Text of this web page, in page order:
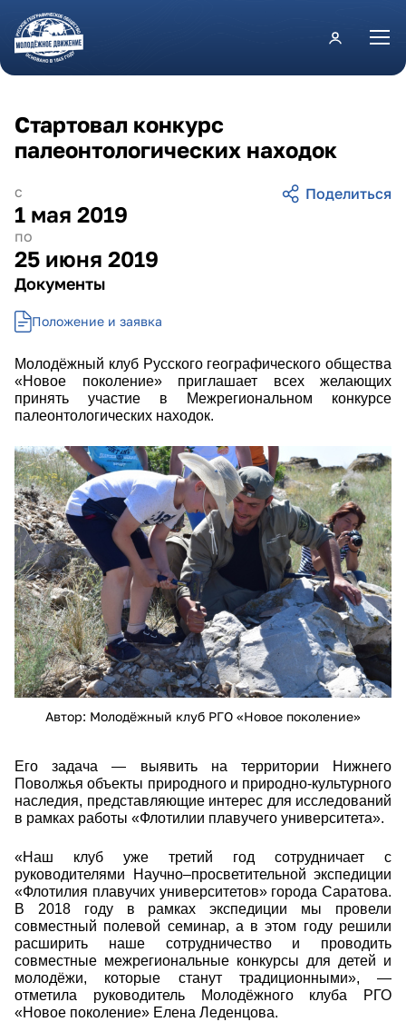
Перейти к основному содержанию
с
1 мая 2019
по
25 июня 2019
Документы
Положение и заявка
Стартовал конкурс
палеонтологических находок
Молодёжный клуб Русского географического общества
«Новое поколение» приглашает всех желающих
принять участие в Межрегиональном конкурсе
палеонтологических находок.
d57v1etkhpg.jpg
Автор: Молодёжный клуб РГО «Новое поколение»
Его задача — выявить на территории Нижнего
Поволжья объекты природного и природно-культурного
наследия, представляющие интерес для исследований
в рамках работы «Флотилии плавучего университета».
«Наш клуб уже третий год сотрудничает с
руководителями Научно–просветительной экспедиции
«Флотилия плавучих университетов» города Саратова.
В 2018 году в рамках экспедиции мы провели
совместный полевой семинар, а в этом году решили
расширить наше сотрудничество и проводить
совместные межрегиональные конкурсы для детей и
молодёжи, которые станут традиционными», —
отметила руководитель Молодёжного клуба РГО
«Новое поколение» Елена Леденцова.